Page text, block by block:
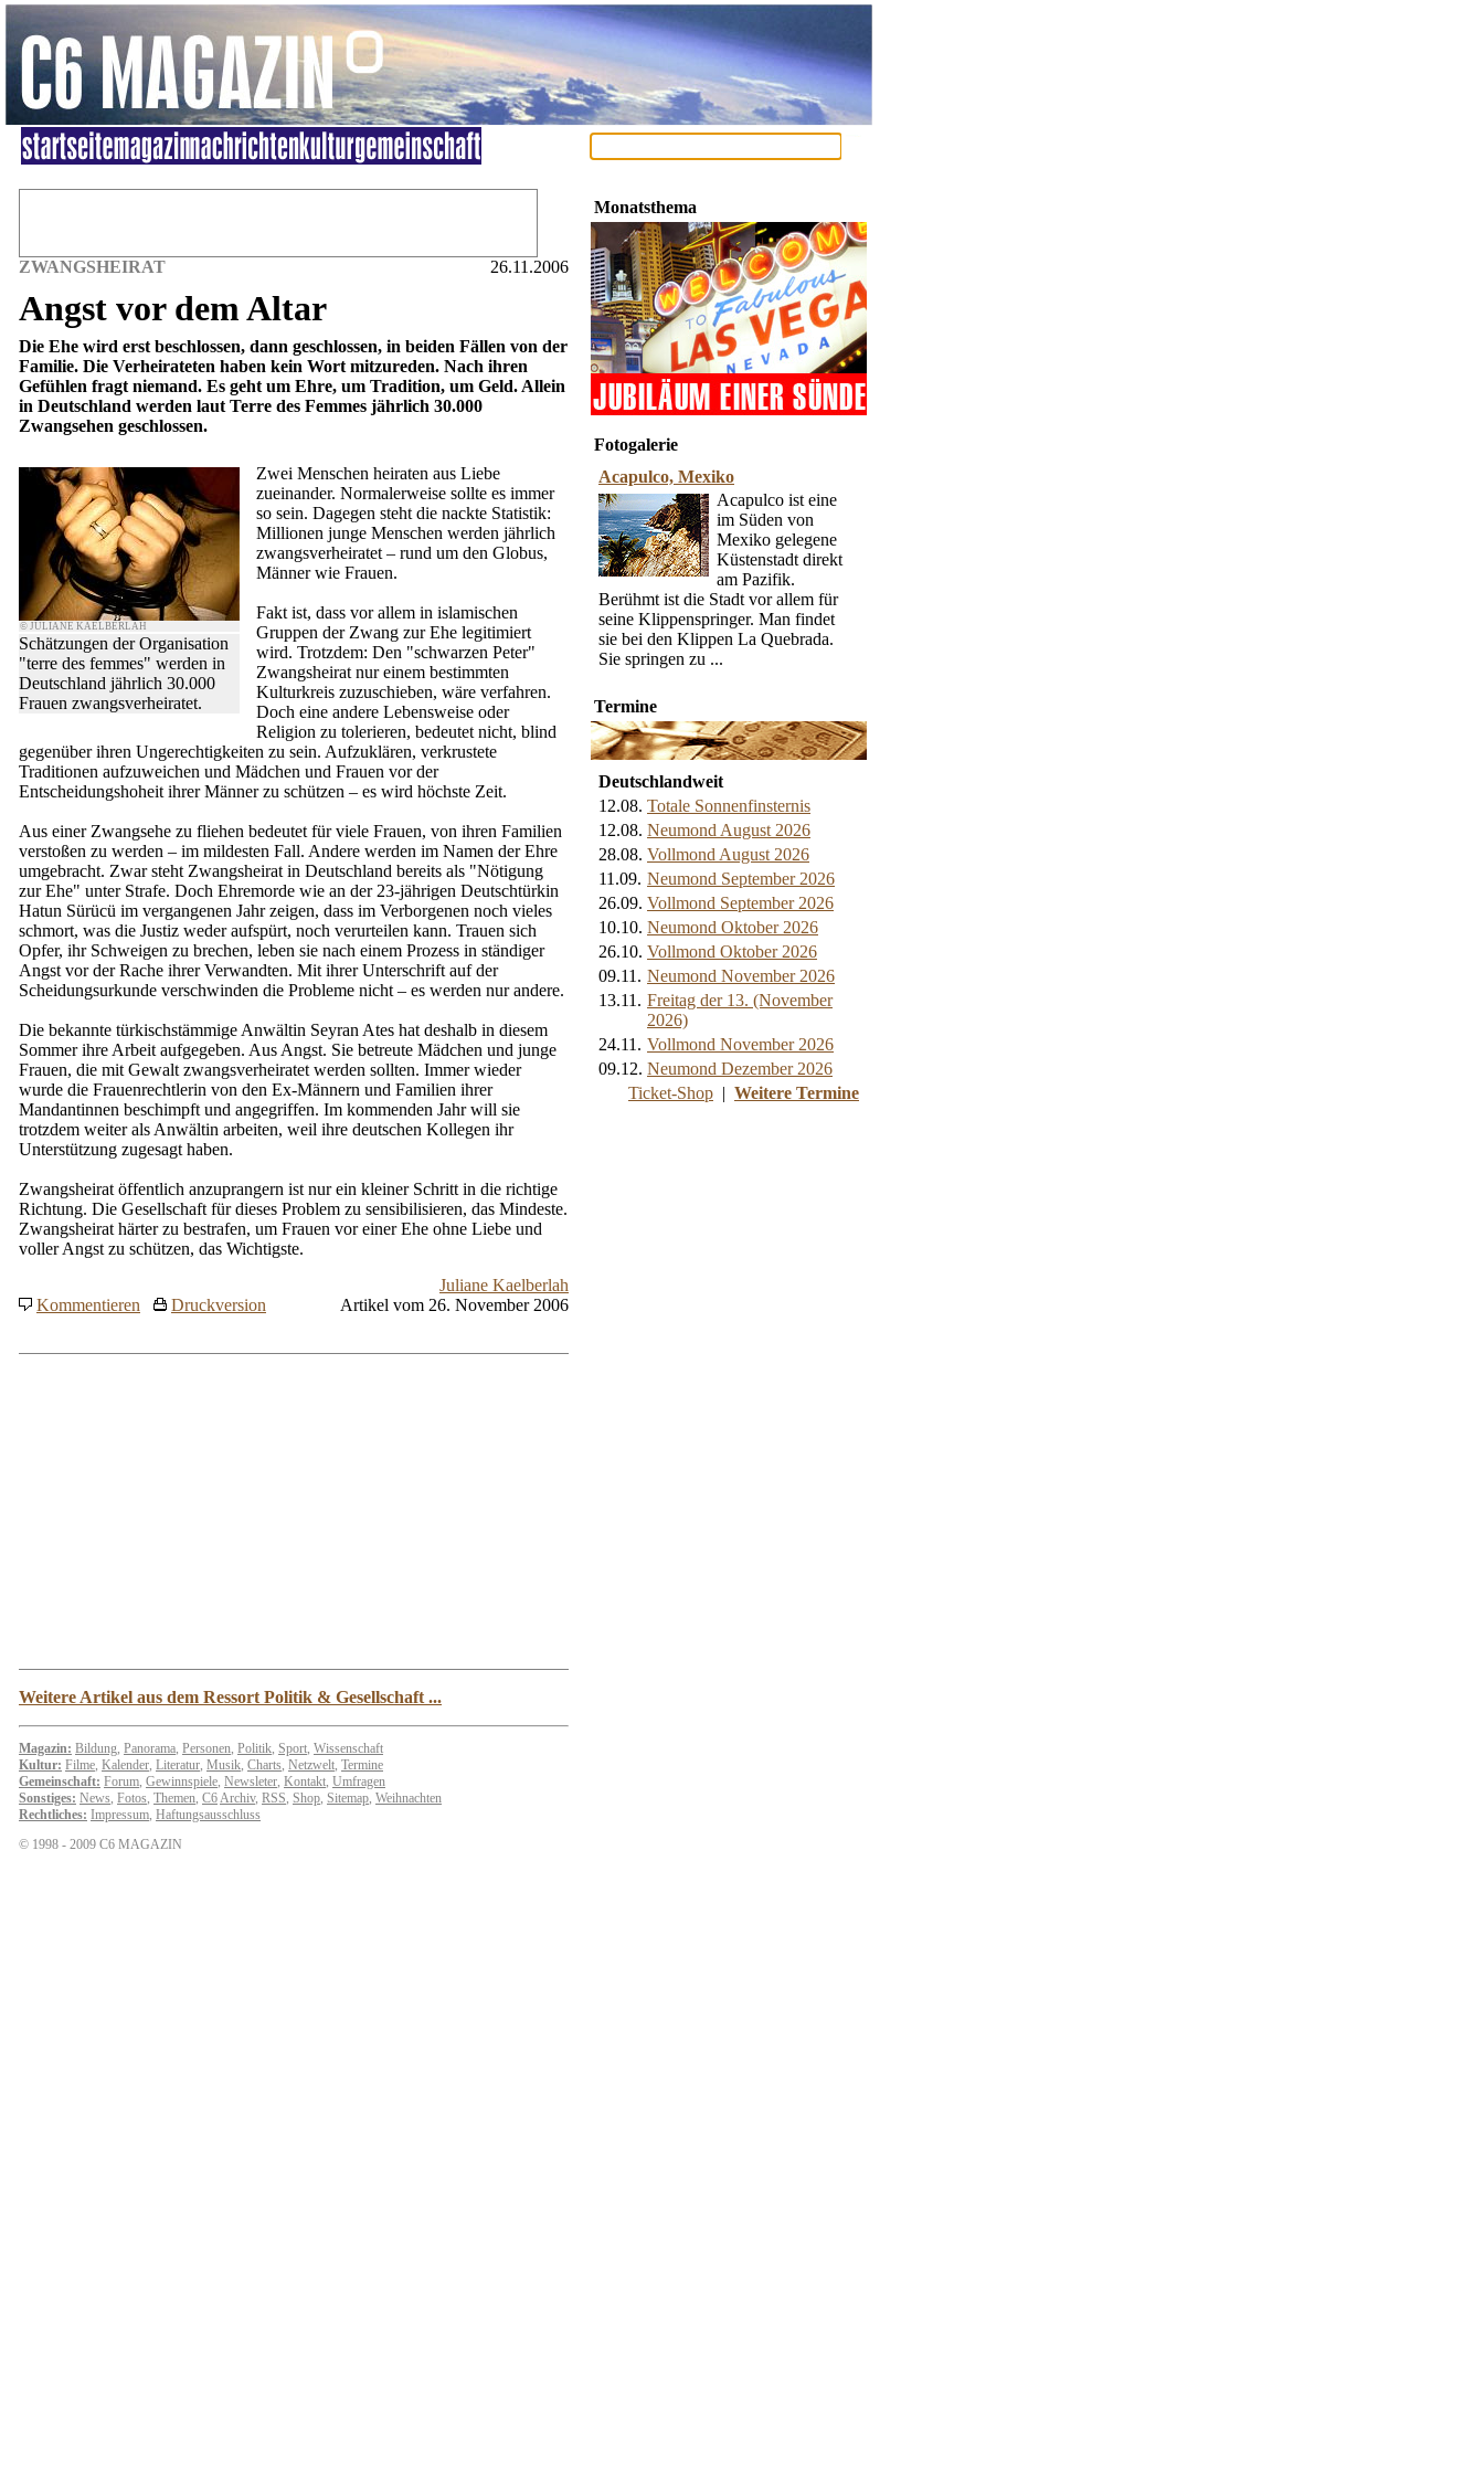
ZWANGSHEIRAT 26.11.2006
Angst vor dem Altar
Die Ehe wird erst beschlossen, dann geschlossen, in beiden Fällen von der
Familie. Die Verheirateten haben kein Wort mitzureden. Nach ihren
Gefühlen fragt niemand. Es geht um Ehre, um Tradition, um Geld. Allein
in Deutschland werden laut Terre des Femmes jährlich 30.000
Zwangsehen geschlossen.
© JULIANE KAELBERLAH
Schätzungen der Organisation
"terre des femmes" werden in
Deutschland jährlich 30.000
Frauen zwangsverheiratet.
Zwei Menschen heiraten aus Liebe
zueinander. Normalerweise sollte es immer
so sein. Dagegen steht die nackte Statistik:
Millionen junge Menschen werden jährlich
zwangsverheiratet – rund um den Globus,
Männer wie Frauen.
Fakt ist, dass vor allem in islamischen
Gruppen der Zwang zur Ehe legitimiert
wird. Trotzdem: Den "schwarzen Peter"
Zwangsheirat nur einem bestimmten
Kulturkreis zuzuschieben, wäre verfahren.
Doch eine andere Lebensweise oder
Religion zu tolerieren, bedeutet nicht, blind
gegenüber ihren Ungerechtigkeiten zu sein. Aufzuklären, verkrustete
Traditionen aufzuweichen und Mädchen und Frauen vor der
Entscheidungshoheit ihrer Männer zu schützen – es wird höchste Zeit.
Aus einer Zwangsehe zu fliehen bedeutet für viele Frauen, von ihren Familien
verstoßen zu werden – im mildesten Fall. Andere werden im Namen der Ehre
umgebracht. Zwar steht Zwangsheirat in Deutschland bereits als "Nötigung
zur Ehe" unter Strafe. Doch Ehremorde wie an der 23-jährigen Deutschtürkin
Hatun Sürücü im vergangenen Jahr zeigen, dass im Verborgenen noch vieles
schmort, was die Justiz weder aufspürt, noch verurteilen kann. Trauen sich
Opfer, ihr Schweigen zu brechen, leben sie nach einem Prozess in ständiger
Angst vor der Rache ihrer Verwandten. Mit ihrer Unterschrift auf der
Scheidungsurkunde verschwinden die Probleme nicht – es werden nur andere.
Die bekannte türkischstämmige Anwältin Seyran Ates hat deshalb in diesem
Sommer ihre Arbeit aufgegeben. Aus Angst. Sie betreute Mädchen und junge
Frauen, die mit Gewalt zwangsverheiratet werden sollten. Immer wieder
wurde die Frauenrechtlerin von den Ex-Männern und Familien ihrer
Mandantinnen beschimpft und angegriffen. Im kommenden Jahr will sie
trotzdem weiter als Anwältin arbeiten, weil ihre deutschen Kollegen ihr
Unterstützung zugesagt haben.
Zwangsheirat öffentlich anzuprangern ist nur ein kleiner Schritt in die richtige
Richtung. Die Gesellschaft für dieses Problem zu sensibilisieren, das Mindeste.
Zwangsheirat härter zu bestrafen, um Frauen vor einer Ehe ohne Liebe und
voller Angst zu schützen, das Wichtigste.
Juliane Kaelberlah
Kommentieren
Druckversion Artikel vom 26. November 2006
Weitere Artikel aus dem Ressort Politik & Gesellschaft ...
Magazin: Bildung, Panorama, Personen, Politik, Sport, Wissenschaft
Kultur: Filme, Kalender, Literatur, Musik, Charts, Netzwelt, Termine
Gemeinschaft: Forum, Gewinnspiele, Newsleter, Kontakt, Umfragen
Sonstiges: News, Fotos, Themen, C6Archiv, RSS, Shop, Sitemap, Weihnachten
Rechtliches: Impressum, Haftungsausschluss
© 1998 - 2009 C6 MAGAZIN
Monatsthema
Fotogalerie
Acapulco, Mexiko
Acapulco ist eine
im Süden von
Mexiko gelegene
Küstenstadt direkt
am Pazifik.
Berühmt ist die Stadt vor allem für
seine Klippenspringer. Man findet
sie bei den Klippen La Quebrada.
Sie springen zu ...
Termine
Deutschlandweit
12.08. Totale Sonnenfinsternis
12.08. Neumond August 2026
28.08. Vollmond August 2026
11.09. Neumond September 2026
26.09. Vollmond September 2026
10.10. Neumond Oktober 2026
26.10. Vollmond Oktober 2026
09.11. Neumond November 2026
13.11. Freitag der 13. (November
2026)
24.11. Vollmond November 2026
09.12. Neumond Dezember 2026
Ticket-Shop | Weitere Termine